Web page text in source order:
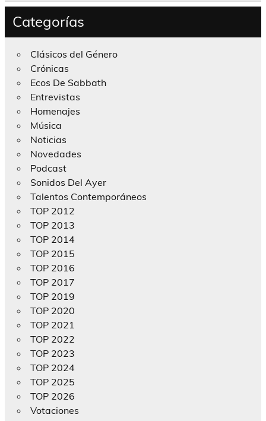
Categorías
Clásicos del Género
Crónicas
Ecos De Sabbath
Entrevistas
Homenajes
Música
Noticias
Novedades
Podcast
Sonidos Del Ayer
Talentos Contemporáneos
TOP 2012
TOP 2013
TOP 2014
TOP 2015
TOP 2016
TOP 2017
TOP 2019
TOP 2020
TOP 2021
TOP 2022
TOP 2023
TOP 2024
TOP 2025
TOP 2026
Votaciones